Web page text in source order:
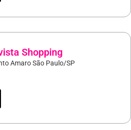
Shopping
Amaro São Paulo/SP